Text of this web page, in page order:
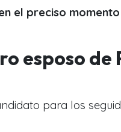
el preciso
esposo de
para los